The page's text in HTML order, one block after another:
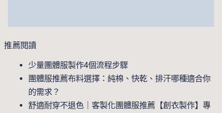
推薦閱讀
少量團體服製作4個流程步驟
團體服推薦布料選擇：純棉、快乾、排汗哪種適合你
的需求？
舒適耐穿不退色｜客製化團體服推薦【創衣製作】專